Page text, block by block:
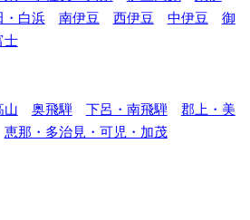
・白浜 南伊豆 西伊豆 中伊豆
御
士
山 奥飛騨 下呂・南飛騨
郡上・美
恵那・多治見・可児・加茂